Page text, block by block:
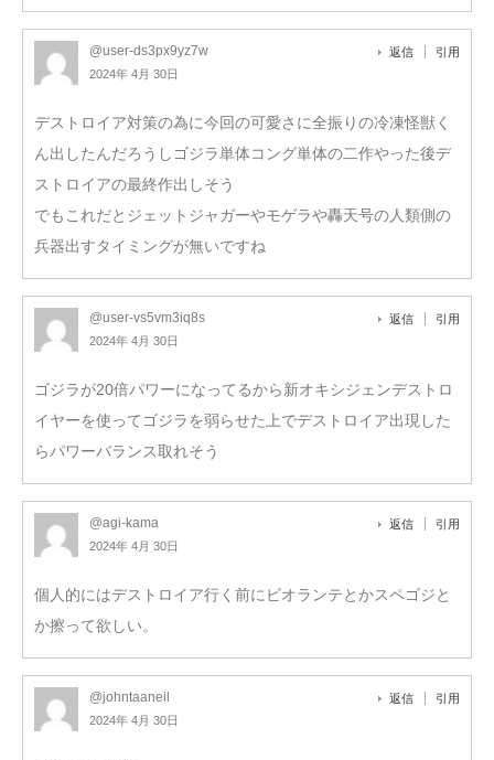
@user-ds3px9yz7w
2024年 4月 30日
返信 引用
デストロイア対策の為に今回の可愛さに全振りの冷凍怪獣く
ん出したんだろうしゴジラ単体コング単体の二作やった後デ
ストロイアの最終作出しそう
でもこれだとジェットジャガーやモゲラや轟天号の人類側の
兵器出すタイミングが無いですね
@user-vs5vm3iq8s
2024年 4月 30日
返信 引用
ゴジラが20倍パワーになってるから新オキシジェンデストロ
イヤーを使ってゴジラを弱らせた上でデストロイア出現した
らパワーバランス取れそう
@agi-kama
2024年 4月 30日
返信 引用
個人的にはデストロイア行く前にビオランテとかスペゴジと
か擦って欲しい。
@johntaaneil
2024年 4月 30日
返信 引用